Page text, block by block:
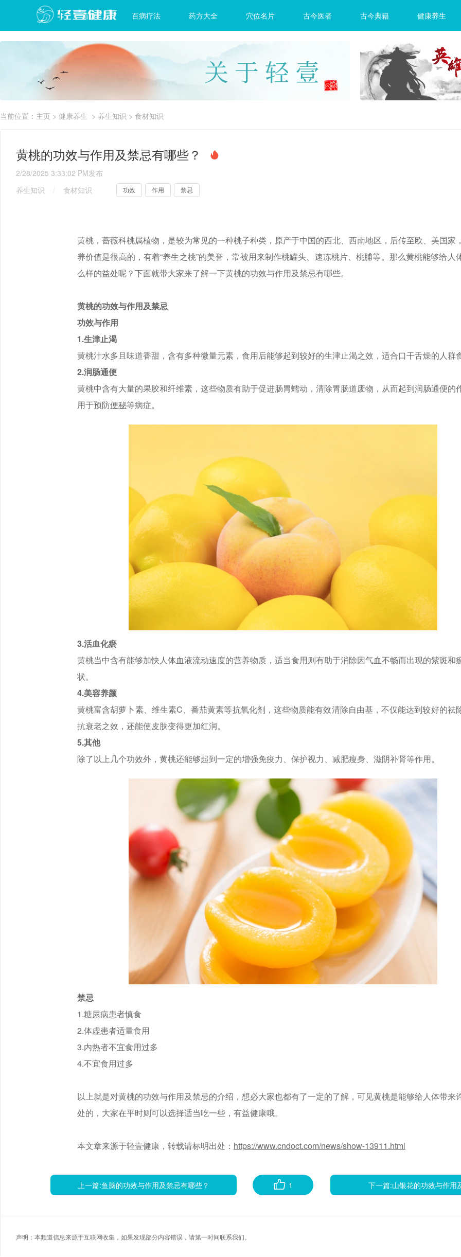
首页 百病疗法 药方大全 穴位名片 古今医者 古今典籍 健康养生
当前位置： 主页 > 健康养生 > 养生知识 > 食材知识
黄桃的功效与作用及禁忌有哪些？
2/28/2025 3:33:02 PM发布
养生知识
/ 食材知识 功效 作用 禁忌
黄桃，蔷薇科桃属植物，是较为常见的一种桃子种类，原产于中国的西北、西南地区，后传至欧、美国家
养价值是很高的，有着“养生之桃”的美誉，常被用来制作桃罐头、速冻桃片、桃脯等。那么黄桃能够给人
么样的益处呢？下面就带大家来了解一下黄桃的功效与作用及禁忌有哪些。
黄桃的功效与作用及禁忌
功效与作用
1.生津止渴
黄桃汁水多且味道香甜，含有多种微量元素，食用后能够起到较好的生津止渴之效，适合口干舌燥的人群
2.润肠通便
黄桃中含有大量的果胶和纤维素，这些物质有助于促进肠胃蠕动，清除胃肠道废物，从而起到润肠通便的
用于预防便秘等病症。
3.活血化瘀
黄桃当中含有能够加快人体血液流动速度的营养物质，适当食用则有助于消除因气血不畅而出现的紫斑和
状。
4.美容养颜
黄桃富含胡萝卜素、维生素C、番茄黄素等抗氧化剂，这些物质能有效清除自由基，不仅能达到较好的祛
抗衰老之效，还能使皮肤变得更加红润。
5.其他
除了以上几个功效外，黄桃还能够起到一定的增强免疫力、保护视力、减肥瘦身、滋阴补肾等作用。
禁忌
1.糖尿病患者慎食
2.体虚患者适量食用
3.内热者不宜食用过多
4.不宜食用过多
以上就是对黄桃的功效与作用及禁忌的介绍，想必大家也都有了一定的了解，可见黄桃是能够给人体带来
处的，大家在平时则可以选择适当吃一些，有益健康哦。
本文章来源于轻壹健康，转载请标明出处： https://www.cndoct.com/news/show-13911.html
上一篇:鱼脑的功效与作用及禁忌有哪些？ 下一篇:山银花的功效与作用
1
声明：本频道信息来源于互联网收集，如果发现部分内容错误，请第一时间联系我们。